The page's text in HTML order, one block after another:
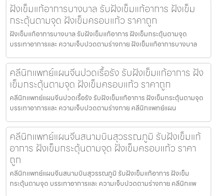
ฝังเข็มแก้อาการบางบาล รับฝังเข็มแก้อาการ ฝังเข็ม
กระตุ้นตามจุด ฝังเข็มครอบแก้ว ราคาถูก
ฝังเข็มแก้อาการบางบาล รับฝังเข็มแก้อาการ ฝังเข็มกระตุ้นตามจุด
บรรเทาอาการและ ความเจ็บปวดตามร่างกาย ฝังเข็มแก้อาการบางบาล
คลีนิกแพทย์แผนจีนปวดเรื้อรัง รับฝังเข็มแก้อาการ ฝัง
เข็มกระตุ้นตามจุด ฝังเข็มครอบแก้ว ราคาถูก
คลีนิกแพทย์แผนจีนปวดเรื้อรัง รับฝังเข็มแก้อาการ ฝังเข็มกระตุ้นตามจุด
บรรเทาอาการและ ความเจ็บปวดตามร่างกาย คลีนิกแพทย์แผน
คลีนิกแพทย์แผนจีนสนามบินสุวรรณภูมิ รับฝังเข็มแก้
อาการ ฝังเข็มกระตุ้นตามจุด ฝังเข็มครอบแก้ว ราคา
ถูก
คลีนิกแพทย์แผนจีนสนามบินสุวรรณภูมิ รับฝังเข็มแก้อาการ ฝังเข็ม
กระตุ้นตามจุด บรรเทาอาการและ ความเจ็บปวดตามร่างกาย คลีนิกแพ